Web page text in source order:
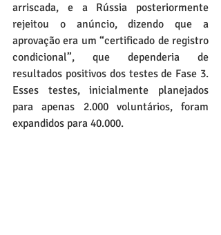
arriscada, e a Rússia posteriormente
rejeitou o anúncio, dizendo que a
aprovação era um “certificado de registro
condicional”, que dependeria de
resultados positivos dos testes de Fase 3.
Esses testes, inicialmente planejados
para apenas 2.000 voluntários, foram
expandidos para 40.000.